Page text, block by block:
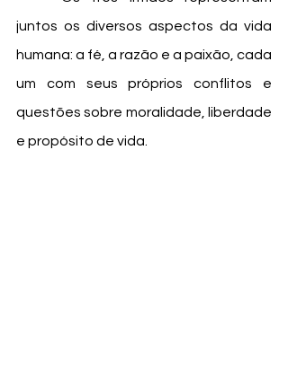
juntos os diversos aspectos da vida
humana: a fé, a razão e a paixão, cada
um com seus próprios conflitos e
questões sobre moralidade, liberdade
e propósito de vida.